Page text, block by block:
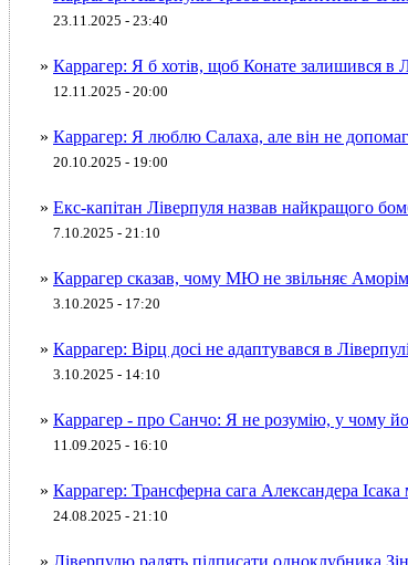
23.11.2025 - 23:40
» Каррагер: Я б хотів, щоб Конате залишився в
12.11.2025 - 20:00
» Каррагер: Я люблю Салаха, але він не
20.10.2025 - 19:00
» Екс-капітан Ліверпуля назвав найкращого
7.10.2025 - 21:10
» Каррагер сказав, чому МЮ не звільняє
3.10.2025 - 17:20
» Каррагер: Вірц досі не адаптувався в
3.10.2025 - 14:10
» Каррагер - про Санчо: Я не розумію, у чому
11.09.2025 - 16:10
» Каррагер: Трансферна сага Александера
24.08.2025 - 21:10